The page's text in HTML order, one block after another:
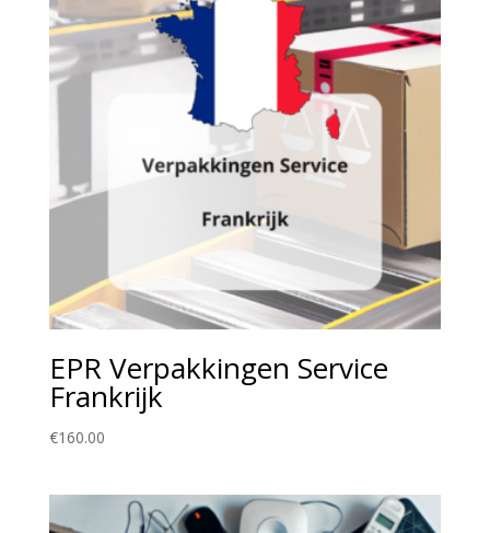
EPR Verpakkingen Service
Frankrijk
€160.00